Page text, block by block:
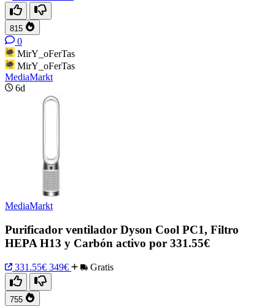
815
0
MirY_oFerTas
MirY_oFerTas
MediaMarkt
6d
MediaMarkt
Purificador ventilador Dyson Cool PC1, Filtro
HEPA H13 y Carbón activo por 331.55€
331.55€ 349€ Gratis
755